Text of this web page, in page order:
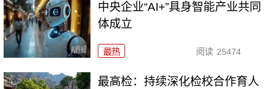
中央企业“AI+”具身智能产业共同
体成立
最热 阅读 25474
最高检：持续深化检校合作育人